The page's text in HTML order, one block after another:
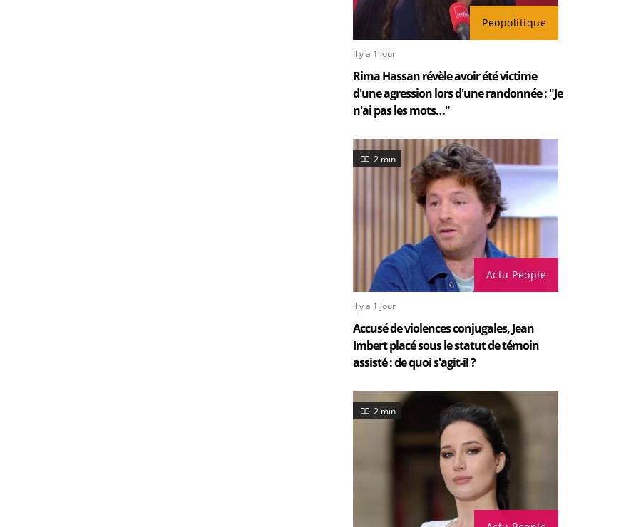
Peopolitique
Il y a 1 Jour
Rima Hassan révèle avoir été victime
d'une agression lors d'une randonnée : "Je
n'ai pas les mots…"
Actu People
2 min
Il y a 1 Jour
Accusé de violences conjugales, Jean
Imbert placé sous le statut de témoin
assisté : de quoi s'agit-il ?
2 min